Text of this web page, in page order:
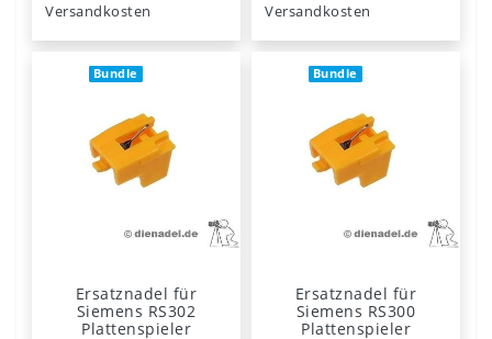
Versandkosten
Versandkosten
Bundle
Ersatznadel für
Siemens RS302
Plattenspieler
Bundle
Ersatznadel für
Siemens RS300
Plattenspieler